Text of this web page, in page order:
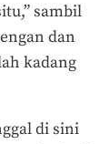
sambil
dan
kadang
di sini